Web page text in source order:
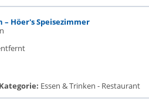
– Höer's Speisezimmer
Kategorie: Essen & Trinken - Restaurant